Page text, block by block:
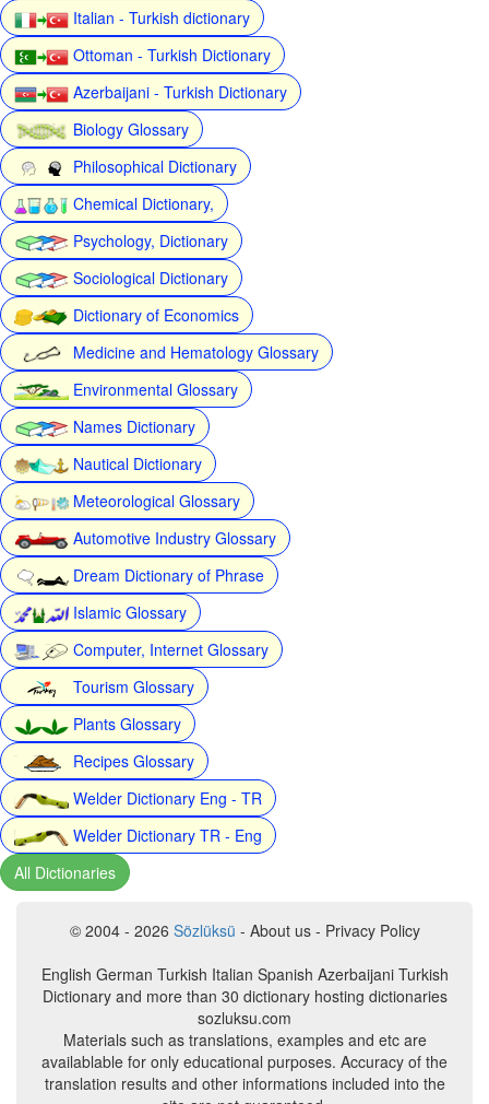
Italian - Turkish dictionary
Ottoman - Turkish Dictionary
Azerbaijani - Turkish Dictionary
Biology Glossary
Philosophical Dictionary
Chemical Dictionary,
Psychology, Dictionary
Sociological Dictionary
Dictionary of Economics
Medicine and Hematology Glossary
Environmental Glossary
Names Dictionary
Nautical Dictionary
Meteorological Glossary
Automotive Industry Glossary
Dream Dictionary of Phrase
Islamic Glossary
Computer, Internet Glossary
Tourism Glossary
Plants Glossary
Recipes Glossary
Welder Dictionary Eng - TR
Welder Dictionary TR - Eng
All Dictionaries
© 2004 - 2026 Sözlüksü - About us - Privacy Policy
English German Turkish Italian Spanish Azerbaijani Turkish
Dictionary and more than 30 dictionary hosting dictionaries
sozluksu.com
Materials such as translations, examples and etc are
availablable for only educational purposes. Accuracy of the
translation results and other informations included into the